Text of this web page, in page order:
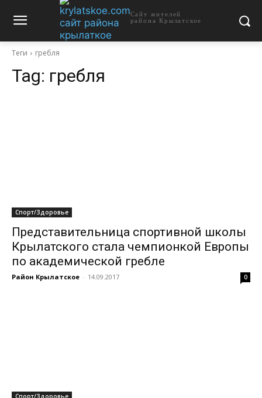
Сайт жителей
района Крылатское
Теги гребля
Tag: гребля
Спорт/Здоровье
Представительница спортивной школы
Крылатского стала чемпионкой Европы
по академической гребле
Район Крылатское - 14.09.2017 0
Спорт/Здоровье